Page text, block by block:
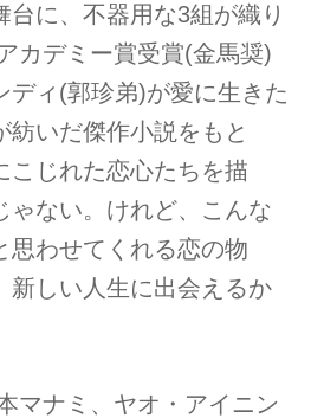
に、不器用な3組が織り
カデミー賞受賞(金馬奨)
ディ(郭珍弟)が愛に生きた
紡いだ傑作小説をもと
こじれた恋心たちを描
ゃない。けれど、こんな
思わせてくれる恋の物
新しい人生に出会えるか
マナミ、ヤオ・アイニン